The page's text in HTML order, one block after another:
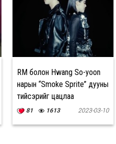
RM болон Hwang So-yoon
нарын “Smoke Sprite” дууны
тийсэрийг цацлаа
81 1613 2023-03-10